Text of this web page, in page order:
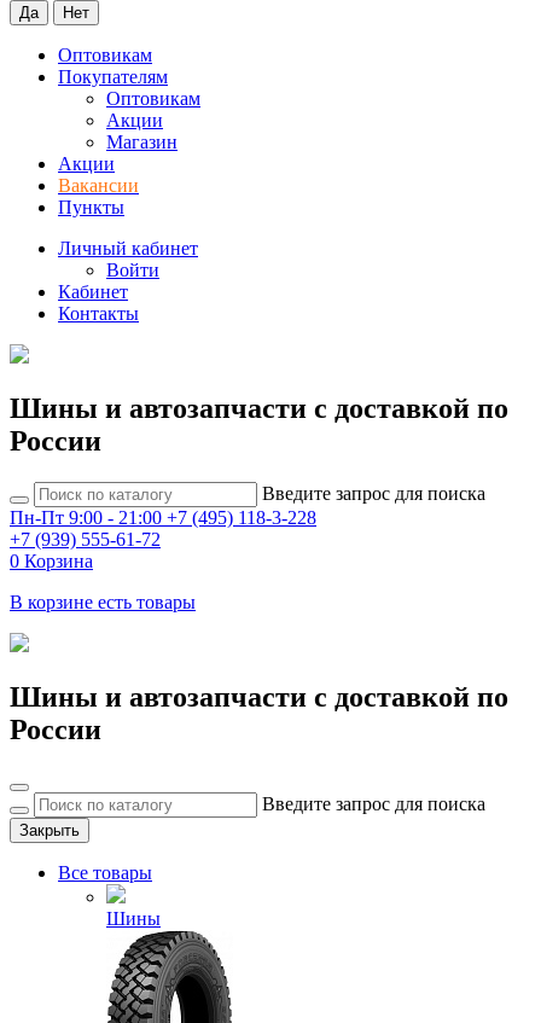
Да Нет
Оптовикам
Покупателям
Оптовикам
Акции
Магазин
Акции
Вакансии
Пункты
Личный кабинет
Войти
Кабинет
Контакты
Шины и автозапчасти с доставкой по
России
Введите запрос для поиска
Пн-Пт 9:00 - 21:00 +7 (495) 118-3-228
+7 (939) 555-61-72
0 Корзина
В корзине есть товары
Шины и автозапчасти с доставкой по
России
Введите запрос для поиска
Закрыть
Все товары
Шины